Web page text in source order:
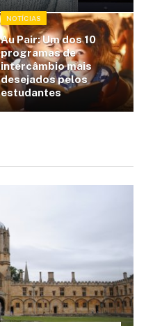
NOTÍCIAS
Au Pair: Um dos 10
programas de
intercâmbio mais
desejados pelos
estudantes